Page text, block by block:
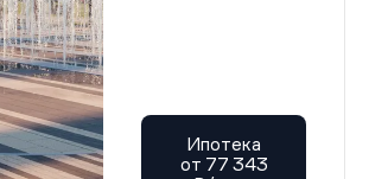
Ипотека
от 77 343